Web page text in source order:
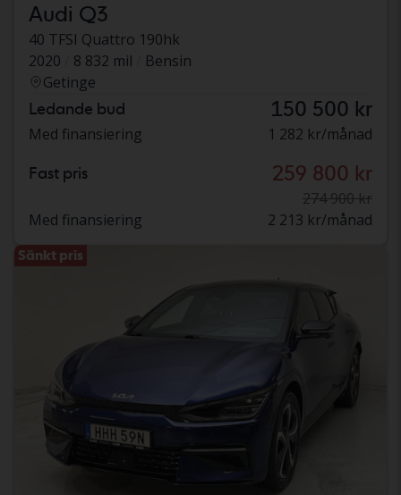
Audi Q3
40 TFSI Quattro 190hk
2020
8 832 mil
Bensin
Getinge
Ledande bud 150 500 kr
Med finansiering 1 282 kr/månad
Fast pris 259 800 kr
274 900 kr
Med finansiering
2 213 kr/månad
Sänkt pris